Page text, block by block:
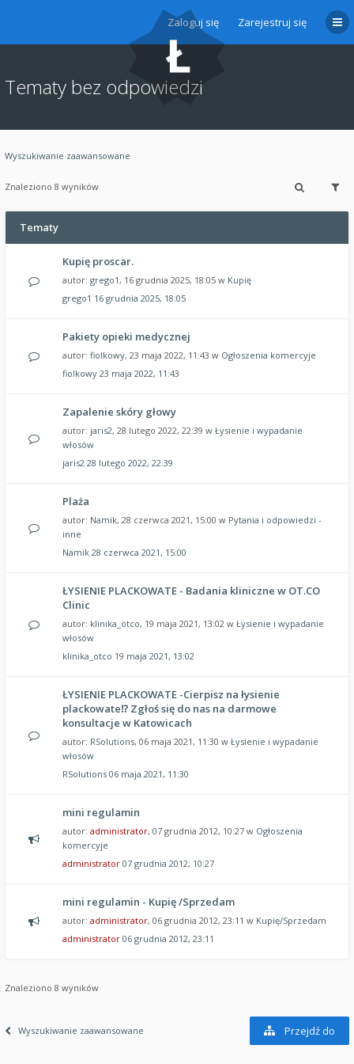
Zaloguj się Zarejestruj się
Tematy bez odpowiedzi
Wyszukiwanie zaawansowane
Znaleziono 8 wyników
Tematy
Kupię proscar.
autor: grego1, 16 grudnia 2025, 18:05 w Kupię
grego1 16 grudnia 2025, 18:05
Pakiety opieki medycznej
autor: fiolkowy, 23 maja 2022, 11:43 w Ogłoszenia komercyje
fiolkowy 23 maja 2022, 11:43
Zapalenie skóry głowy
autor: jaris2, 28 lutego 2022, 22:39 w Łysienie i wypadanie
włosów
jaris2 28 lutego 2022, 22:39
Plaża
autor: Namik, 28 czerwca 2021, 15:00 w Pytania i odpowiedzi -
inne
Namik 28 czerwca 2021, 15:00
ŁYSIENIE PLACKOWATE - Badania kliniczne w OT.CO
Clinic
autor: klinika_otco, 19 maja 2021, 13:02 w Łysienie i wypadanie
włosów
klinika_otco 19 maja 2021, 13:02
ŁYSIENIE PLACKOWATE -Cierpisz na łysienie
plackowate⁉ Zgłoś się do nas na darmowe
konsultacje w Katowicach
autor: RSolutions, 06 maja 2021, 11:30 w Łysienie i wypadanie
włosów
RSolutions 06 maja 2021, 11:30
mini regulamin
autor: administrator, 07 grudnia 2012, 10:27 w Ogłoszenia
komercyje
administrator 07 grudnia 2012, 10:27
mini regulamin - Kupię /Sprzedam
autor: administrator, 06 grudnia 2012, 23:11 w Kupię/Sprzedam
administrator 06 grudnia 2012, 23:11
Znaleziono 8 wyników
Wyszukiwanie zaawansowane Przejdź do